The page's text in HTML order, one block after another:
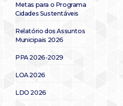
Metas para o Programa
Cidades Sustentáveis
Relatório dos Assuntos
Municipais 2026
PPA 2026-2029
LOA 2026
LDO 2026